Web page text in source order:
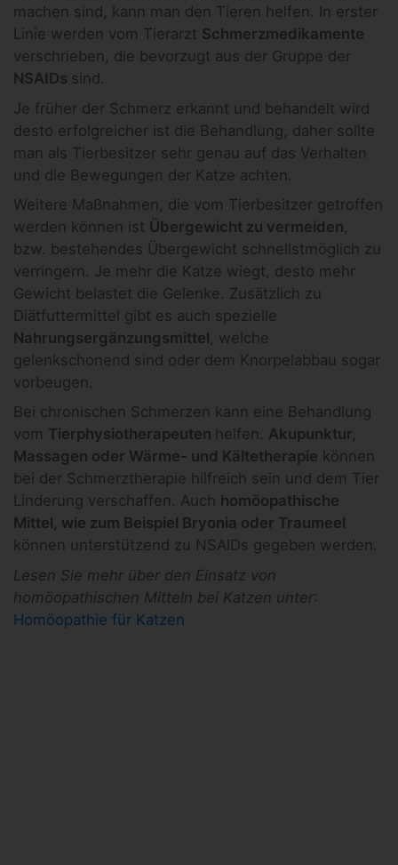
machen sind, kann man den Tieren helfen. In erster
Linie werden vom Tierarzt Schmerzmedikamente
verschrieben, die bevorzugt aus der Gruppe der
NSAIDs sind.
Je früher der Schmerz erkannt und behandelt wird
desto erfolgreicher ist die Behandlung, daher sollte
man als Tierbesitzer sehr genau auf das Verhalten
und die Bewegungen der Katze achten.
Weitere Maßnahmen, die vom Tierbesitzer getroffen
werden können ist Übergewicht zu vermeiden
bzw. bestehendes Übergewicht schnellstmöglich zu
verringern. Je mehr die Katze wiegt, desto mehr
Gewicht belastet die Gelenke. Zusätzlich zu
Diätfuttermittel gibt es auch spezielle
Nahrungsergänzungsmittel , welche
gelenkschonend sind oder dem Knorpelabbau sogar
vorbeugen.
Bei chronischen Schmerzen kann eine Behandlung
vom Tierphysiotherapeuten helfen. Akupunktur,
Massagen oder Wärme- und Kältetherapie können
bei der Schmerztherapie hilfreich sein und dem Tier
Linderung verschaffen. Auch homöopathische
Mittel, wie zum Beispiel Bryonia oder Traumeel
können unterstützend zu NSAIDs gegeben werden.
Lesen Sie mehr über den Einsatz von
homöopathischen Mitteln bei Katzen unter:
Homöopathie für Katzen